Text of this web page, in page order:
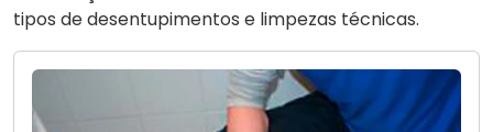
tipos de desentupimentos e limpezas técnicas.